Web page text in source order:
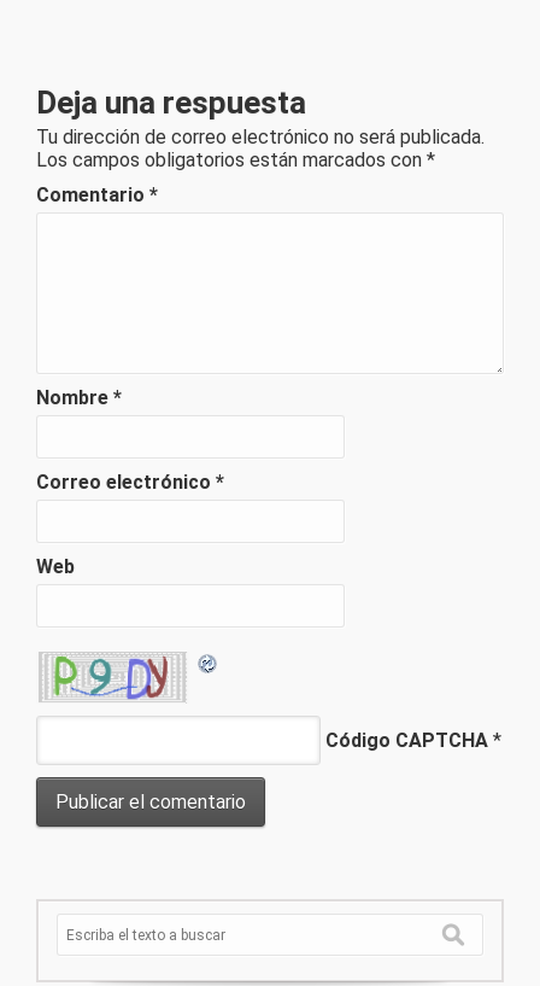
Deja una respuesta
Tu dirección de correo electrónico no será publicada.
Los campos obligatorios están marcados con *
Comentario *
Nombre *
Correo electrónico *
Web
Código CAPTCHA *